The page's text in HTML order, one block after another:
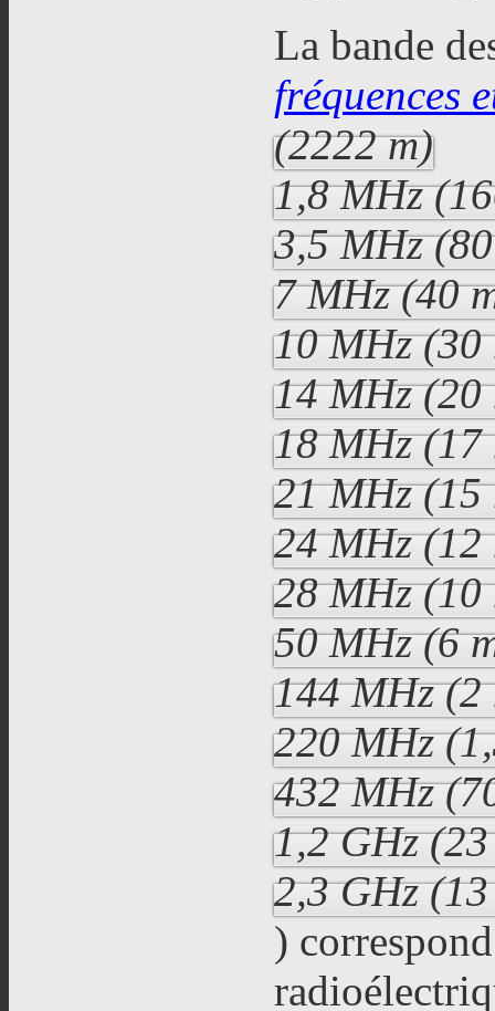
La bande
fréquences
(2222 m)
1,8 MHz
3,5 MHz
7 MHz (40
10 MHz (30
14 MHz (20
18 MHz (17
21 MHz (15
24 MHz (12
28 MHz (10
50 MHz (6
144 MHz (2
220 MHz
432 MHz
1,2 GHz
2,3 GHz
)